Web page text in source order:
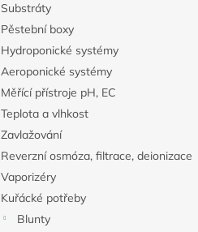
Substráty
Pěstební boxy
Hydroponické systémy
Aeroponické systémy
Měřící přístroje pH, EC
Teplota a vlhkost
Zavlažování
Reverzní osmóza, filtrace, deionizace
Vaporizéry
Kuřácké potřeby
Blunty